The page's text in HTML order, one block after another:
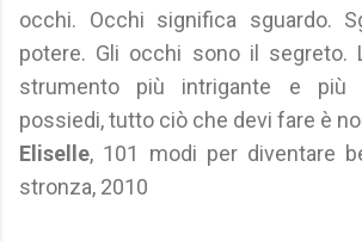
occhi. Occhi significa sguardo.
potere. Gli occhi sono il segreto.
strumento più intrigante e più
possiedi, tutto ciò che devi fare è
Eliselle, 101 modi per diventare
stronza, 2010